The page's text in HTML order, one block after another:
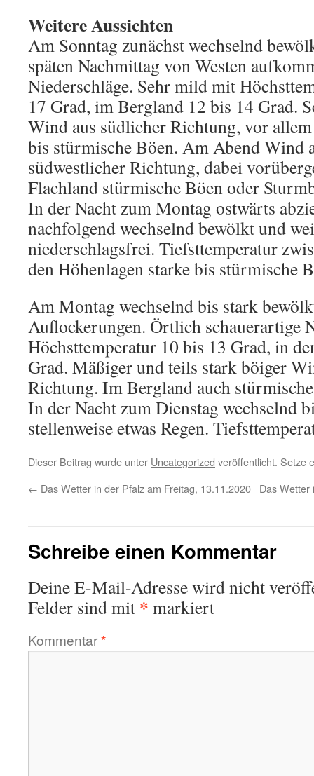
Weitere Aussichten
Am Sonntag zunächst wechselnd
späten Nachmittag von Westen
Niederschläge. Sehr mild mit
17 Grad, im Bergland 12 bis 14 Grad.
Wind aus südlicher Richtung, vor
bis stürmische Böen. Am Abend Wind
südwestlicher Richtung, dabei
Flachland stürmische Böen oder
In der Nacht zum Montag ostwärts
nachfolgend wechselnd bewölkt und
niederschlagsfrei. Tiefsttemperatur
den Höhenlagen starke bis stürmische
Am Montag wechselnd bis stark
Auflockerungen. Örtlich schauerartige
Höchsttemperatur 10 bis 13 Grad, in
Grad. Mäßiger und teils stark böiger
Richtung. Im Bergland auch
In der Nacht zum Dienstag wechselnd
stellenweise etwas Regen.
Dieser Beitrag wurde unter Uncategorized veröffentlicht. Setze
← Das Wetter in der Pfalz am Freitag, 13.11.2020 Das Wetter
Schreibe einen Kommentar
Deine E-Mail-Adresse wird nicht
Felder sind mit * markiert
Kommentar*